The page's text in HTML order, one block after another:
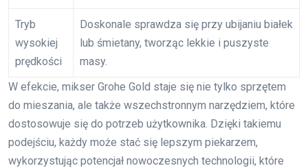
Tryb
wysokiej
prędkości
Doskonale sprawdza się przy ubijaniu białek
lub śmietany, tworząc lekkie i puszyste
masy.
W efekcie, mikser Grohe Gold staje się nie tylko sprzętem
do mieszania, ale także wszechstronnym narzędziem, które
dostosowuje się do potrzeb użytkownika. Dzięki takiemu
podejściu, każdy może stać się lepszym piekarzem,
wykorzystując potencjał nowoczesnych technologii, które